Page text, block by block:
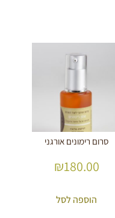
סרום רימונים אורגני
₪180.00
הוספה לסל